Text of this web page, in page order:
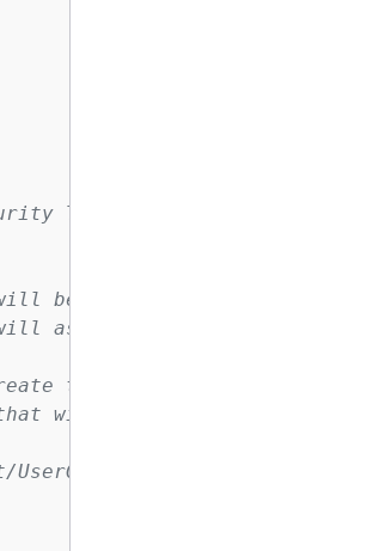
Token
assumed has a
assume the role.
the role you want to
will assume that role.
id_roles_create.html